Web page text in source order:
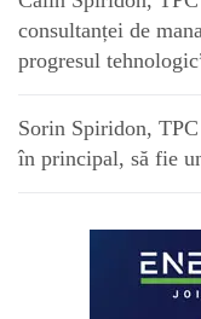
consultanței de
progresul
Sorin Spiridon,
în principal, să fie